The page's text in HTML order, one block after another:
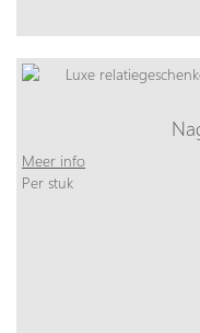
Meer info
Per stuk